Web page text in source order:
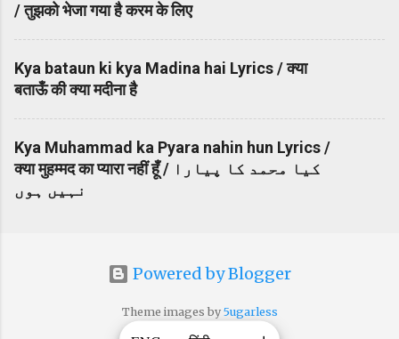
/ तुझको भेजा गया है करम के लिए
Kya bataun ki kya Madina hai Lyrics / क्या
बताऊँ की क्या मदीना है
Kya Muhammad ka Pyara nahin hun Lyrics /
क्या मुहम्मद का प्यारा नहीं हूँ / کیا محمد کا پیارا
نہیں ہوں
Powered by Blogger
Theme images by 5ugarless